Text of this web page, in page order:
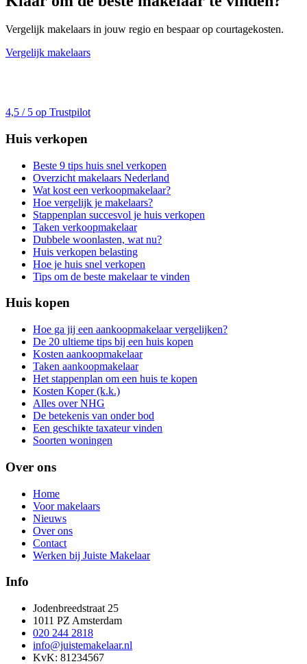
Vergelijk makelaars in jouw regio en bespaar op courtagekosten.
Vergelijk makelaars
4,5 / 5 op Trustpilot
Huis verkopen
Beste 9 tips huis snel verkopen
Overzicht makelaars Nederland
Wat kost een verkoopmakelaar?
Hoe vergelijk je makelaars?
Stappenplan succesvol je huis verkopen
Taken verkoopmakelaar
Dubbele woonlasten, wat nu?
Huis verkopen belasting
Hoe je huis snel verkopen
Tips om de beste makelaar te vinden
Huis kopen
Hoe ga jij een aankoopmakelaar vergelijken?
De 20 ultieme tips bij een huis kopen
Kosten aankoopmakelaar
Taken aankoopmakelaar
Het stappenplan om een huis te kopen
Kosten Koper (k.k.)
Alles over NHG
De betekenis van onder bod
Een geschikte taxateur vinden
Soorten woningen
Over ons
Home
Voor makelaars
Nieuws
Over ons
Contact
Werken bij Juiste Makelaar
Info
Jodenbreedstraat 25
1011 PZ Amsterdam
020 244 2818
info@juistemakelaar.nl
KvK: 81234567